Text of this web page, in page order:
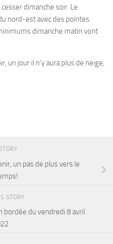
dimanche soir. Le
nord-est avec des pointes
dimanche matin vont
un jour il n’y aura plus de neige,
un pas de plus vers le
STORY
du vendredi 8 avril